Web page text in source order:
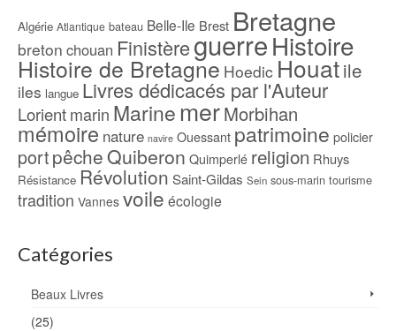
Algérie Atlantique bateau Belle-Ile Brest Bretagne
breton chouan FinistèreguerreHistoire
Histoire de Bretagne Hoedic Houatile
iles langue Livres dédicacés par l'Auteur
Lorientmarin Marine merMorbihan
mémoire nature navire Ouessant patrimoine policier
portpêcheQuiberon Quimperlé religion Rhuys
Résistance Révolution Saint-Gildas Sein sous-marin tourisme
tradition Vannes voile écologie
Catégories
Beaux Livres
(25)